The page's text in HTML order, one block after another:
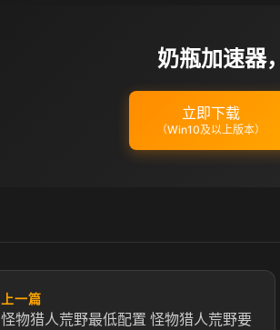
奶瓶加速器
立即下载
（Win10及以上版本）
上一篇
怪物猎人荒野最低配置 怪物猎人荒野要